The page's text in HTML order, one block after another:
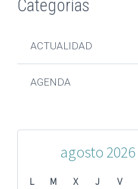
Categorías
ACTUALIDAD
AGENDA
agosto 2026
L M X J V